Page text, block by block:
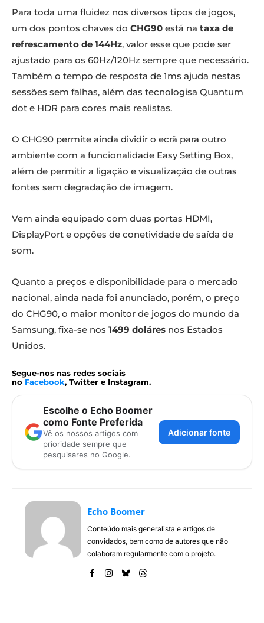
Para toda uma fluidez nos diversos tipos de jogos,
um dos pontos chaves do CHG90 está na taxa de
refrescamento de 144Hz, valor esse que pode ser
ajustado para os 60Hz/120Hz sempre que necessário.
Também o tempo de resposta de 1ms ajuda nestas
sessões sem falhas, além das tecnologisa Quantum
dot e HDR para cores mais realistas.
O CHG90 permite ainda dividir o ecrã para outro
ambiente com a funcionalidade Easy Setting Box,
além de permitir a ligação e visualização de outras
fontes sem degradação de imagem.
Vem ainda equipado com duas portas HDMI,
DisplayPort e opções de conetividade de saída de
som.
Quanto a preços e disponibilidade para o mercado
nacional, ainda nada foi anunciado, porém, o preço
do CHG90, o maior monitor de jogos do mundo da
Samsung, fixa-se nos 1499 doláres nos Estados
Unidos.
Segue-nos nas redes sociais
no Facebook, Twitter e Instagram.
Escolhe o Echo Boomer
como Fonte Preferida
Vê os nossos artigos com
prioridade sempre que
pesquisares no Google.
Adicionar fonte
Echo Boomer
Conteúdo mais generalista e artigos de
convidados, bem como de autores que não
colaboram regularmente com o projeto.